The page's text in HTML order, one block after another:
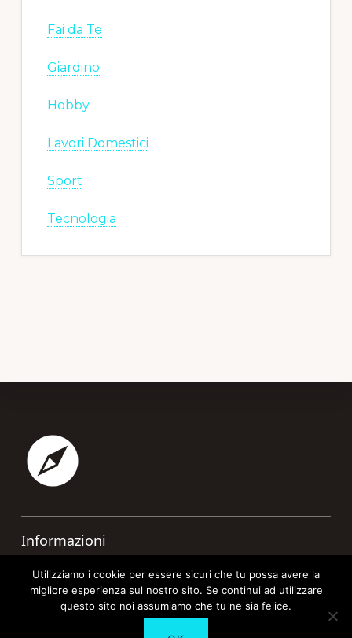
Fai da Te
Giardino
Hobby
Lavori Domestici
Sport
Tecnologia
Informazioni
Cookie Policy
Utilizziamo i cookie per essere sicuri che tu possa avere la
migliore esperienza sul nostro sito. Se continui ad utilizzare
questo sito noi assumiamo che tu ne sia felice.